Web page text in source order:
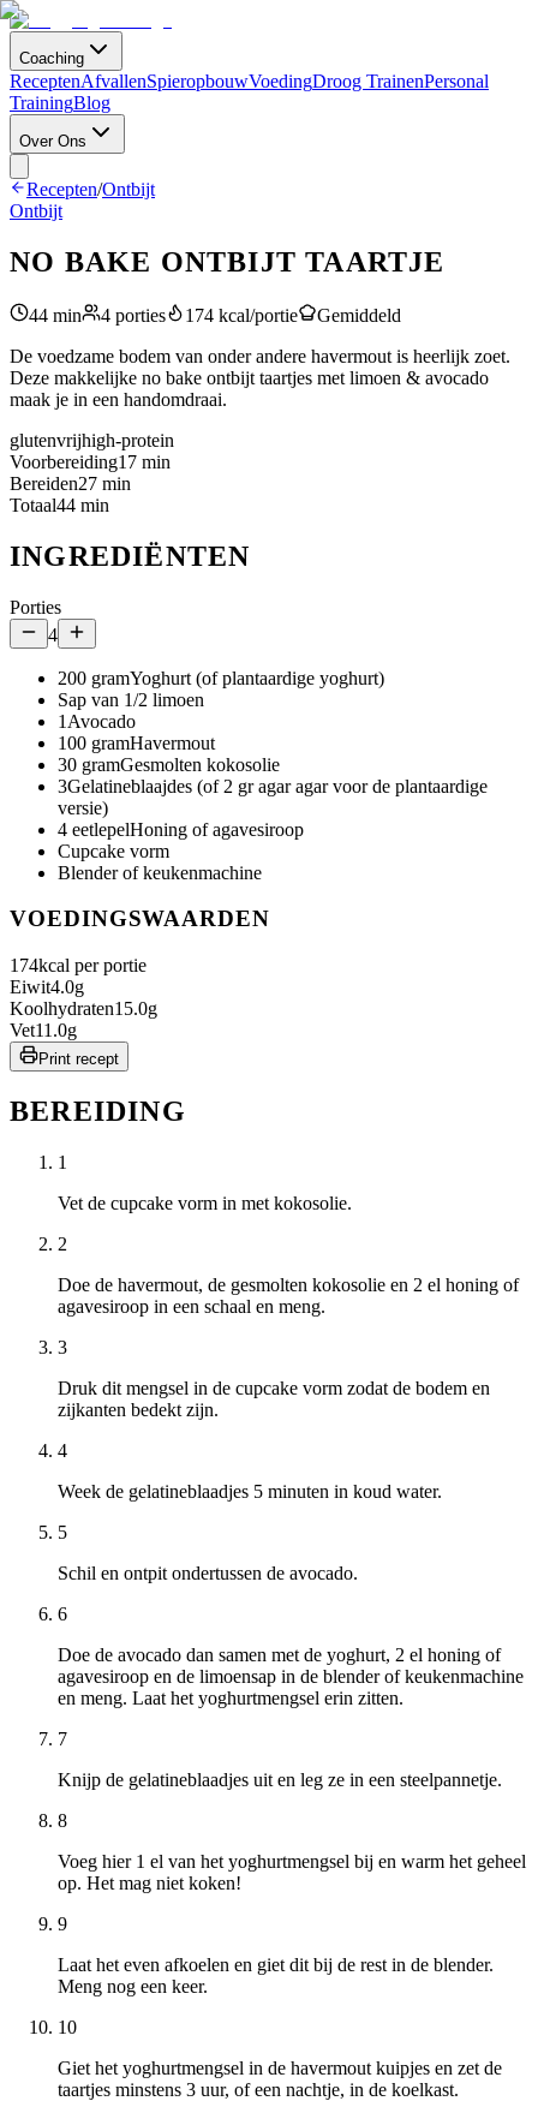
Coaching
ReceptenAfvallenSpieropbouwVoedingDroog TrainenPersonal
TrainingBlog
Over Ons
Recepten/Ontbijt
Ontbijt
NO BAKE ONTBIJT TAARTJE
44 min 4 porties 174 kcal/portie
Gemiddeld
De voedzame bodem van onder andere havermout is heerlijk zoet.
Deze makkelijke no bake ontbijt taartjes met limoen & avocado
maak je in een handomdraai.
glutenvrijhigh-protein
Voorbereiding17 min
Bereiden27 min
Totaal44 min
INGREDIËNTEN
Porties
4
200 gramYoghurt (of plantaardige yoghurt)
Sap van 1/2 limoen
1 Avocado
100 gramHavermout
30 gramGesmolten kokosolie
3Gelatineblaajdes (of 2 gr agar agar voor de plantaardige
versie)
4 eetlepelHoning of agavesiroop
Cupcake vorm
Blender of keukenmachine
VOEDINGSWAARDEN
174kcal per portie
Eiwit4.0g
Koolhydraten15.0g
Vet11.0g
Print recept
BEREIDING
1
Vet de cupcake vorm in met kokosolie.
2
Doe de havermout, de gesmolten kokosolie en 2 el honing of
agavesiroop in een schaal en meng.
3
Druk dit mengsel in de cupcake vorm zodat de bodem en
zijkanten bedekt zijn.
4
Week de gelatineblaadjes 5 minuten in koud water.
5
Schil en ontpit ondertussen de avocado.
6
Doe de avocado dan samen met de yoghurt, 2 el honing of
agavesiroop en de limoensap in de blender of keukenmachine
en meng. Laat het yoghurtmengsel erin zitten.
7
Knijp de gelatineblaadjes uit en leg ze in een steelpannetje.
8
Voeg hier 1 el van het yoghurtmengsel bij en warm het geheel
op. Het mag niet koken!
9
Laat het even afkoelen en giet dit bij de rest in de blender.
Meng nog een keer.
10
Giet het yoghurtmengsel in de havermout kuipjes en zet de
taartjes minstens 3 uur, of een nachtje, in de koelkast.